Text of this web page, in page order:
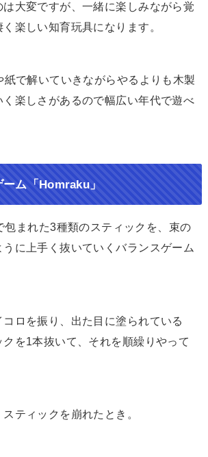
は大変ですが、一緒に楽しみながら覚
楽しい知育玩具になります。
紙で解いていきながらやるよりも木製
く楽しさがあるので幅広い年代で遊べ
ム「Homraku」
包まれた3種類のスティックを、束の
に上手く抜いていくバランスゲーム
ロを振り、出た目に塗られている
クを1本抜いて、それを順繰りやって
ティックを崩れたとき。